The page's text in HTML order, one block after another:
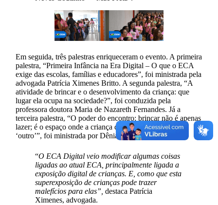
Em seguida, três palestras enriqueceram o evento. A primeira
palestra, “Primeira Infância na Era Digital – O que o ECA
exige das escolas, famílias e educadores”, foi ministrada pela
advogada Patrícia Ximenes Britto. A segunda palestra, “A
atividade de brincar e o desenvolvimento da criança: que
lugar ela ocupa na sociedade?”, foi conduzida pela
professora doutora Maria de Nazareth Fernandes. Já a
terceira palestra, “O poder do encontro: brincar não é apenas
lazer; é o espaço onde a criança descobre ‘eu’ através do
‘outro’”, foi ministrada por Dênia Maria.
“O ECA Digital veio modificar algumas coisas
ligadas ao atual ECA, principalmente ligada a
exposição digital de crianças. E, como que esta
superexposição de crianças pode trazer
malefícios para elas”, destaca Patrícia
Ximenes, advogada.